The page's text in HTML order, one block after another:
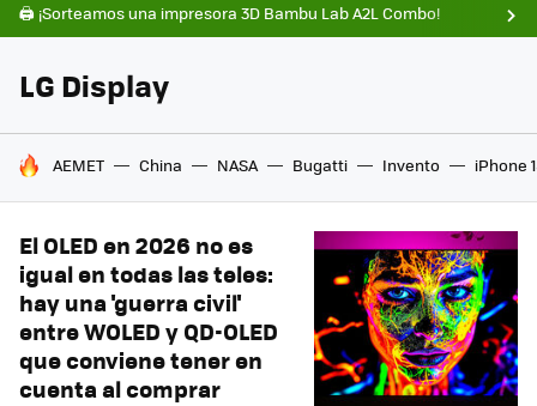
🖨️ ¡Sorteamos una impresora 3D Bambu Lab A2L Combo!
LG Display
HOY SE HABLA DE
AEMET China NASA Bugatti Invento iPhone
El OLED en 2026 no es
igual en todas las teles:
hay una 'guerra civil'
entre WOLED y QD-OLED
que conviene tener en
cuenta al comprar